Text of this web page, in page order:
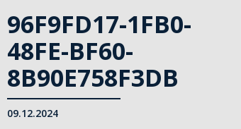
96F9FD17-1FB0-
48FE-BF60-
8B90E758F3DB
09.12.2024